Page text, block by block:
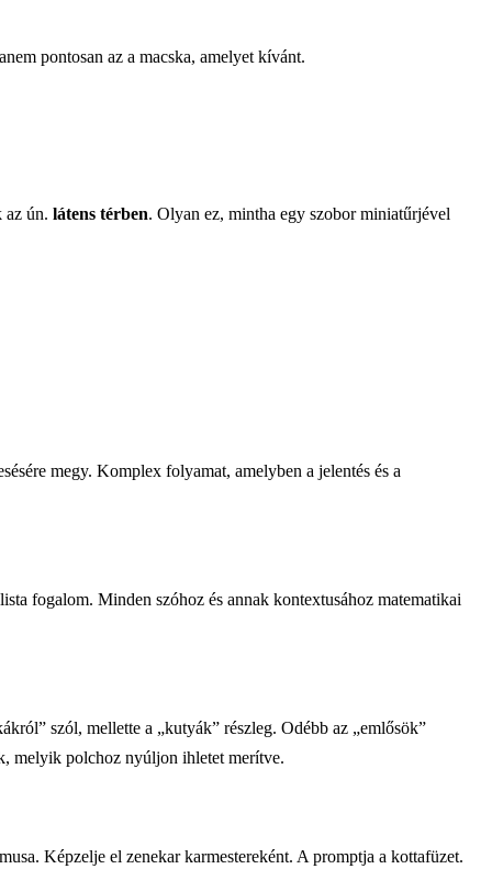
pontosan az a macska, amelyet kívánt.
az ún. látens térben. Olyan ez, mintha egy szobor miniatűrjével
megy. Komplex folyamat, amelyben a jelentés és a
fogalom. Minden szóhoz és annak kontextusához matematikai
szól, mellette a „kutyák” részleg. Odébb az „emlősök”
melyik polchoz nyúljon ihletet merítve.
Képzelje el zenekar karmestereként. A promptja a kottafüzet.